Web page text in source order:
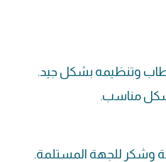
وتنظيمه بشكل جيد.
مناسب.
وشكر للجهة المستلمة.